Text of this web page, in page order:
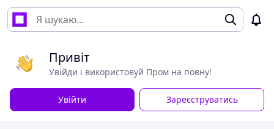
Привіт
Увійди і використовуй Пром на повну!
Увійти Зареєструватись